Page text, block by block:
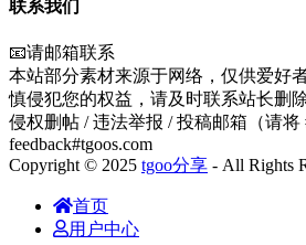
联系我们
📧请邮箱联系
本站部分素材来源于网络，仅供爱好
慎侵犯您的权益，请及时联系站长删
侵权删帖 / 违法举报 / 投稿邮箱（请将
feedback#tgoos.com
Copyright © 2025 tgoo分享 - All Rights
首页
用户中心